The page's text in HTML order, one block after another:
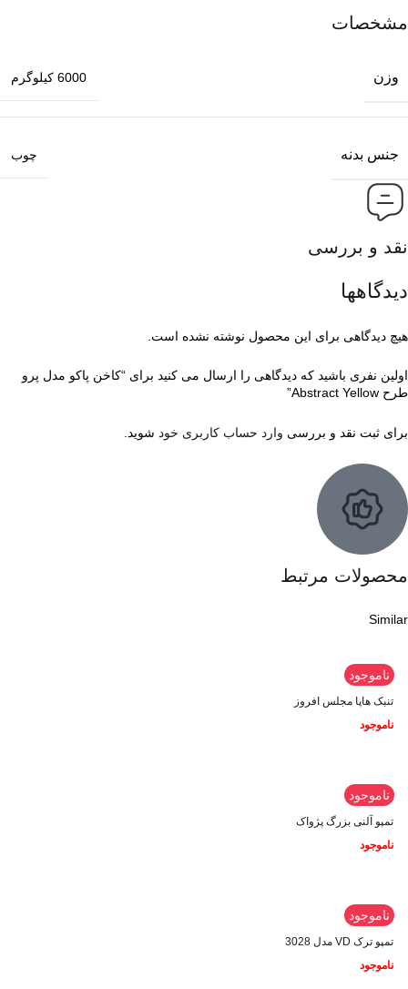
مشخصات
وزن 6000 کیلوگرم
جنس بدنه چوب
نقد و بررسی
دیدگاهها
هیچ دیدگاهی برای این محصول نوشته نشده است.
اولین نفری باشید که دیدگاهی را ارسال می کنید برای “کاخن پاکو مدل پرو
طرح Abstract Yellow”
برای ثبت نقد و بررسی وارد حساب کاربری خود شوید.
محصولات مرتبط
Similar
ناموجود
تنبک هاپا مجلس افروز
ناموجود
ناموجود
تمپو آلنی بزرگ پژواک
ناموجود
ناموجود
تمپو ترک VD مدل 3028
ناموجود